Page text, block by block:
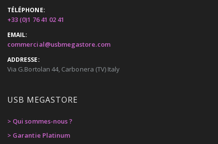
TÉLÉPHONE:
+33 (0)1 76 41 02 41
EMAIL:
commercial@usbmegastore.com
ADDRESSE:
Via G.Bortolan 44, Carbonera (TV) Italy
USB MEGASTORE
> Qui sommes-nous ?
> Garantie Platinum